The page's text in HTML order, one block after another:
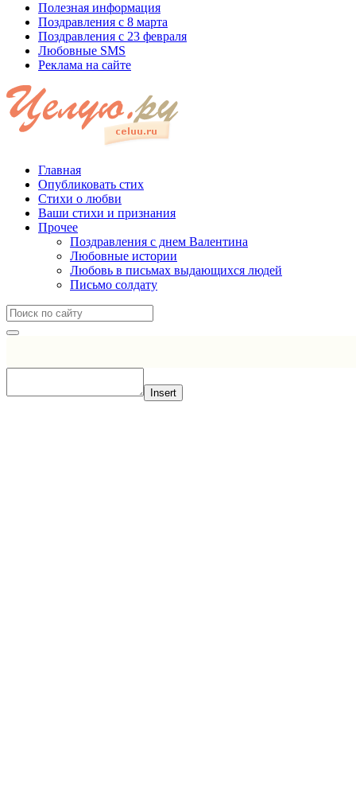
Полезная информация
Поздравления с 8 марта
Поздравления с 23 февраля
Любовные SMS
Реклама на сайте
Главная
Опубликовать стих
Стихи о любви
Ваши стихи и признания
Прочее
Поздравления с днем Валентина
Любовные истории
Любовь в письмах выдающихся людей
Письмо солдату
Insert